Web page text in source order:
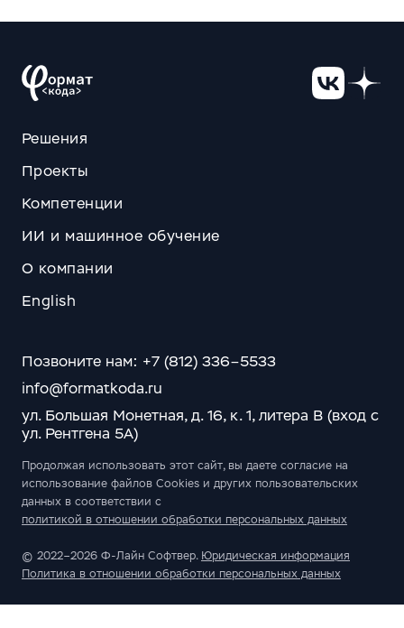
Решения
Проекты
Компетенции
ИИ и машинное обучение
О компании
English
Позвоните нам: +7 (812) 336–5533
info@formatkoda.ru
ул. Большая Монетная, д. 16, к. 1, литера В (вход с
ул. Рентгена 5А)
Продолжая использовать этот сайт, вы даете согласие на
использование файлов Cookies и других пользовательских
данных в соответствии с
политикой в отношении обработки персональных данных
© 2022–2026 Ф-Лайн Софтвер. Юридическая информация
Политика в отношении обработки персональных данных